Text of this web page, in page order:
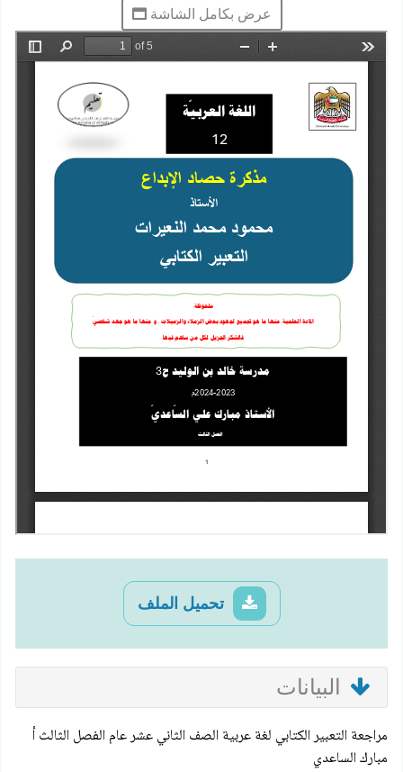
عرض بكامل الشاشة
تحميل الملف
البيانات
مراجعة التعبير الكتابي لغة عربية الصف الثاني عشر عام الفصل الثالث أ
مبارك الساعدي